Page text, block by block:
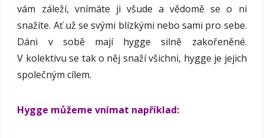
vám záleží, vnímáte ji všude a vědomě se o ni
snažíte. Ať už se svými blízkými nebo sami pro sebe.
Dáni v sobě mají hygge silně zakořeněné.
V kolektivu se tak o něj snaží všichni, hygge je jejich
společným cílem.
Hygge můžeme vnímat například: